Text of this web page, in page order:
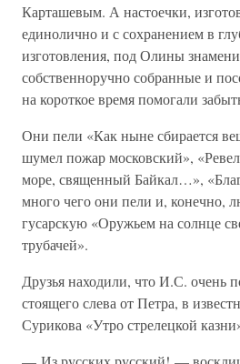
Карташевым. А настоечки,
единолично и с сохранением в
изготовления, под Олины
собственноручно собранные и
на короткое время помогали
Они пели «Как ныне сбирается
шумел пожар московский»,
море, священный Байкал…»,
много чего они пели и,
гусарскую «Оружьем на солнце
трубачей».
Друзья находили, что И.С. очень
стоящего слева от Петра, в
Сурикова «Утро стрелецкой